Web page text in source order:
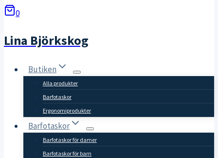
0
Lina Björkskog
Butiken
Alla produkter
Barfotaskor
Ergonomiprodukter
Barfotaskor
Barfotaskor för damer
Barfotaskor för barn